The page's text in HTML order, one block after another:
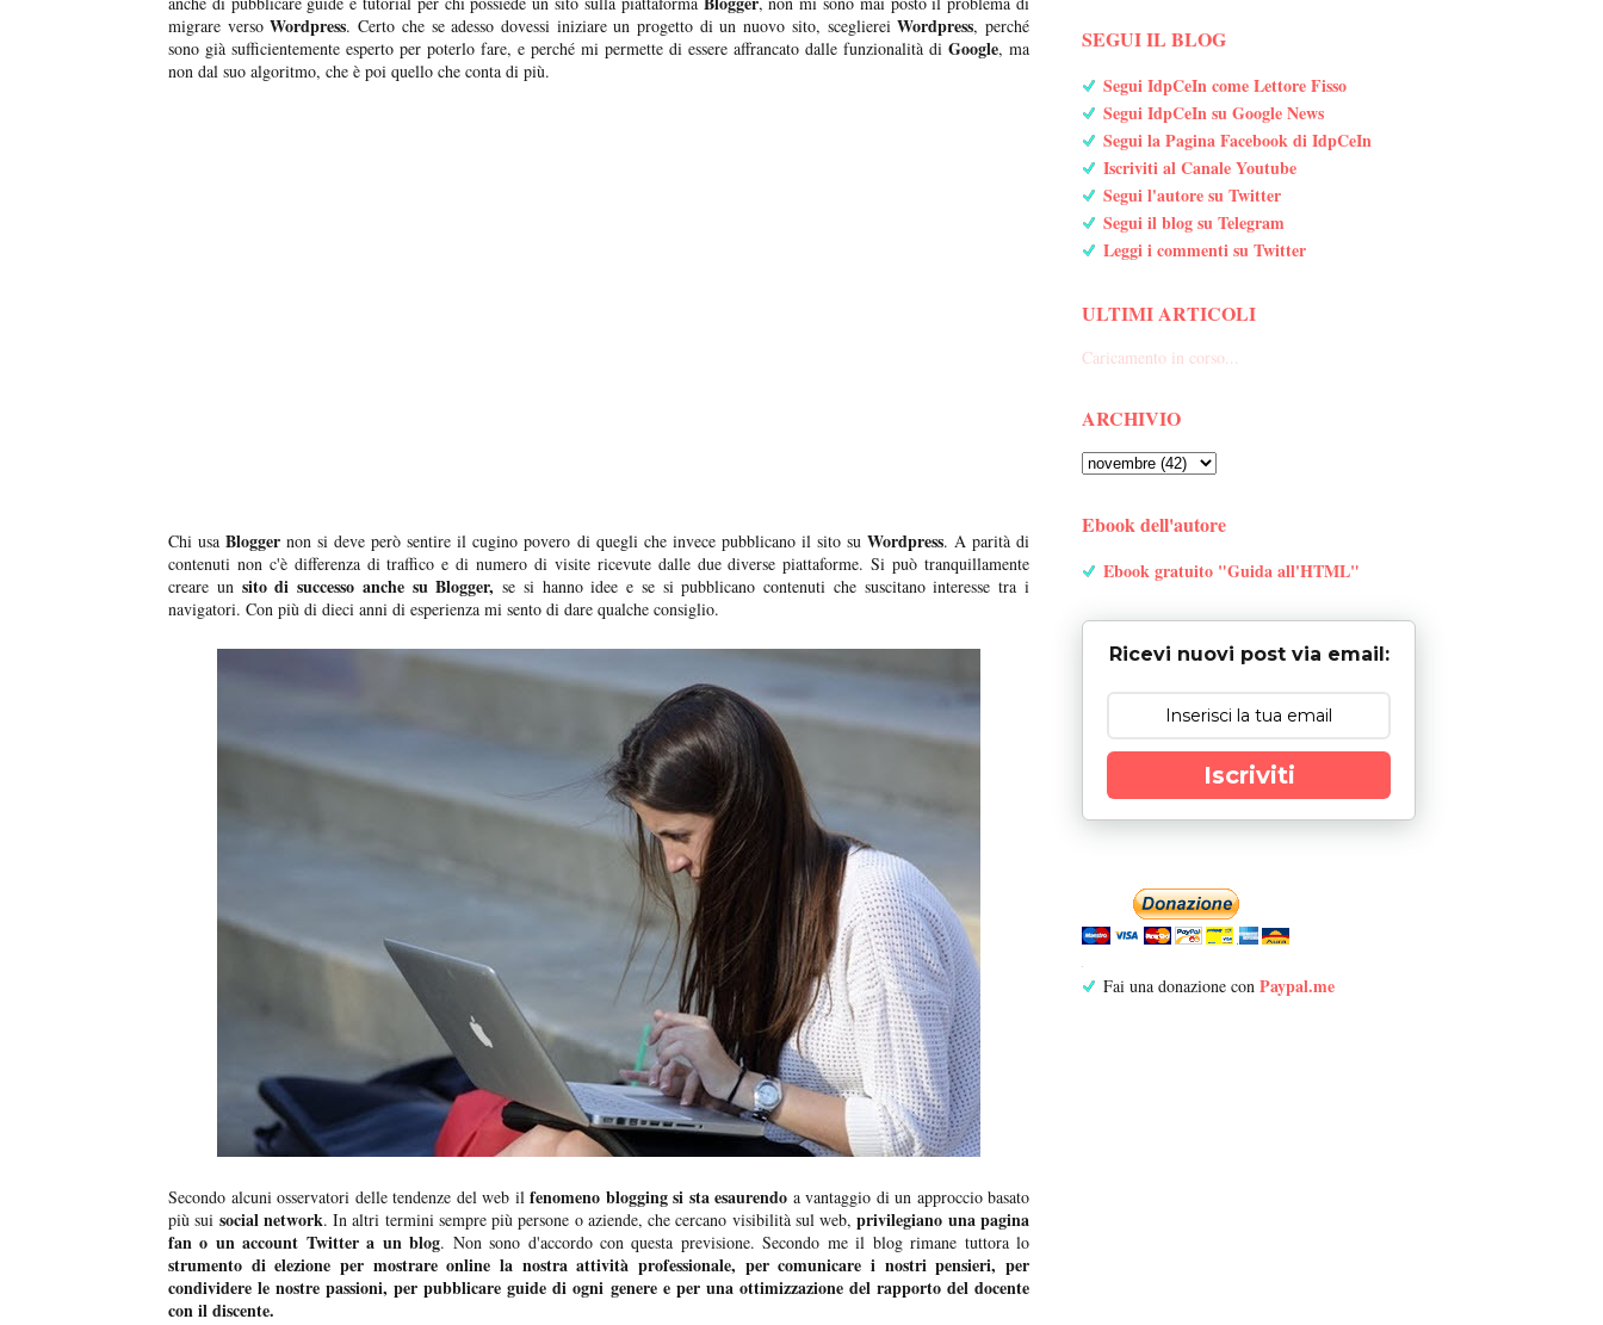
migrare versoWordpress. Certo che se adesso dovessi iniziare un progetto di un nuovo sito, scegliereiWordpress, perché
sono già sufficientemente esperto per poterlo fare, e perché mi permette di essere affrancato dalle funzionalità di Google, ma
non dal suo algoritmo, che è poi quello che conta di più.
Chi usa Blogger non si deve però sentire il cugino povero di quegli che invece pubblicano il sito suWordpress. A parità di
contenuti non c'è differenza di traffico e di numero di visite ricevute dalle due diverse piattaforme. Si può tranquillamente
creare un sito di successo anche su Blogger, se si hanno idee e se si pubblicano contenuti che suscitano interesse tra i
navigatori. Con più di dieci anni di esperienza mi sento di dare qualche consiglio.
Secondo alcuni osservatori delle tendenze del web il fenomeno blogging si sta esaurendo a vantaggio di un approccio basato
più sui social network. In altri termini sempre più persone o aziende, che cercano visibilità sul web,privilegiano una pagina
fan o un account Twitter a un blog. Non sono d'accordo con questa previsione. Secondo me il blog rimane tuttora lo
strumento di elezione per mostrare online la nostra attività professionale, per comunicare i nostri pensieri, per
condividere le nostre passioni, per pubblicare guide di ogni genere e per una ottimizzazione del rapporto del docente
con il discente.
SEGUI IL BLOG
Segui IdpCeIn come Lettore Fisso
Segui IdpCeIn su Google News
Segui la Pagina Facebook di IdpCeIn
Iscriviti al Canale Youtube
Segui l'autore su Twitter
Segui il blog su Telegram
Leggi i commenti su Twitter
ULTIMI ARTICOLI
Caricamento in corso...
ARCHIVIO
Ebook dell'autore
Ebook gratuito "Guida all'HTML"
Ricevi nuovi post via email:
Iscriviti
Fai una donazione con Paypal.me